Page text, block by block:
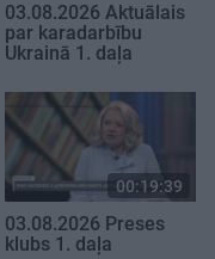
03.08.2026 Aktuālais
par karadarbību
Ukrainā 1. daļa
00:19:39
03.08.2026 Preses
klubs 1. daļa